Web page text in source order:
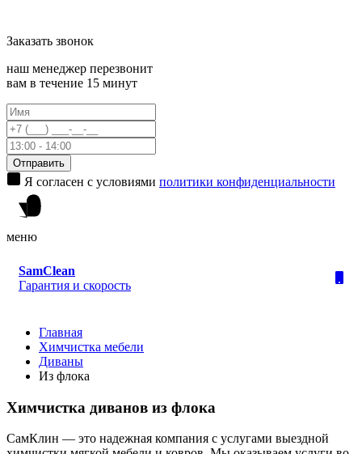
Заказать звонок
наш менеджер перезвонит
вам в течение 15 минут
Отправить
Я согласен с условиями политики конфиденциальности
меню
SamClean
Гарантия и скорость
Главная
Химчистка мебели
Диваны
Из флока
Химчистка диванов из флока
СамКлин — это надежная компания с услугами выездной